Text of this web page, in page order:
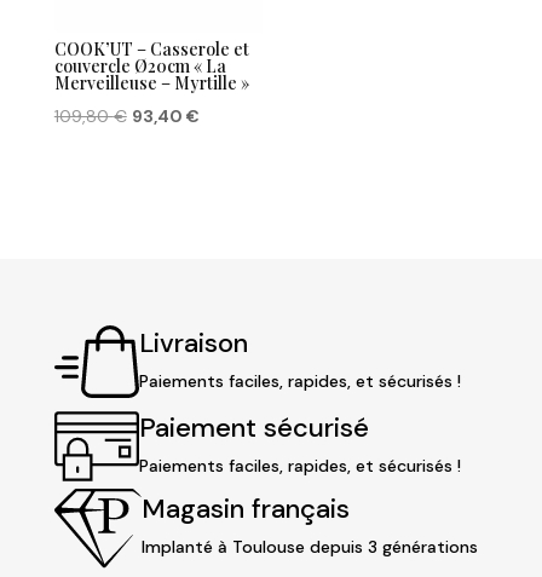
COOK’UT – Casserole et
couvercle Ø20cm « La
Merveilleuse – Myrtille »
109,80€ Le
93,40 €Le
Livraison
Paiements faciles, rapides, et sécurisés !
Paiement sécurisé
Paiements faciles, rapides, et sécurisés !
Magasin français
Implanté à Toulouse depuis 3 générations